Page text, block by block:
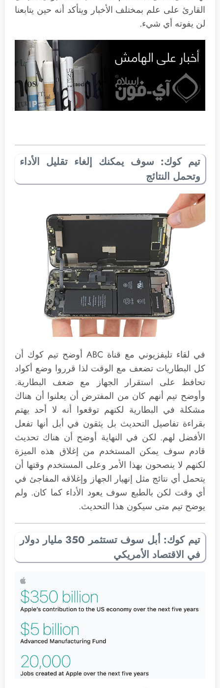
القارئ على علم بمختلف الأخبار ويتأكد أنه حين يتابعنا
لن يفوته أي شيء.
تيم كوك: سوف يمكنك إلغاء تقليل الأداء
وتحمل النتائج
في لقاء تليفزيوني مع قناة ABC أوضح تيم كوك أن
كل البطاريات تضعف مع الوقت لذا قرروا وضع أكواد
تحافظ على استقرار الجهاز مع ضعف البطارية.
وأوضح تيم أنهم كان من المفترض أن يعلنوا أن هناك
مشكلة في البطارية لكنهم توقعوا أنه لا أحد يهتم
بقراءة تفاصيل التحديث بل يثقون في أبل أنها تفعل
الأفضل لهم. لكن في النهاية أوضح أن هناك تحديث
قادم سوف يمكن المستخدم من إغلاق هذه الميزة
لكنهم لا ينصحون بهذا الأمر وعلى المستخدم وقتها أن
يتحمل أي نتائج مثل إنهيار الجهاز وإغلاقه المفاجئ في
أي وقت لكن بالطبع سوف يعود الأداء كما كان. ولم
يوضح تيم متى سيكون هذا التحديث.
تيم كوك: أبل سوف تستثمر 350 مليار دولار
في الاقتصاد الأمريكي